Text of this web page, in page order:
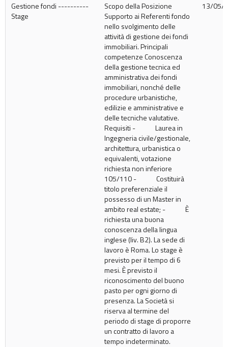
Gestione fondi ----------
Stage
Scopo della Posizione
Supporto ai Referenti fondo
nello svolgimento delle
attività di gestione dei fondi
immobiliari. Principali
competenze Conoscenza
della gestione tecnica ed
amministrativa dei fondi
immobiliari, nonché delle
procedure urbanistiche,
edilizie e amministrative e
delle tecniche valutative.
Requisiti - Laurea in
Ingegneria civile/gestionale,
architettura, urbanistica o
equivalenti, votazione
richiesta non inferiore
105/110 - Costituirà
titolo preferenziale il
possesso di un Master in
ambito real estate; - È
richiesta una buona
conoscenza della lingua
inglese (liv. B2). La sede di
lavoro è Roma. Lo stage è
previsto per il tempo di 6
mesi. È previsto il
riconoscimento del buono
pasto per ogni giorno di
presenza. La Società si
riserva al termine del
periodo di stage di proporre
un contratto di lavoro a
tempo indeterminato.
13/05/